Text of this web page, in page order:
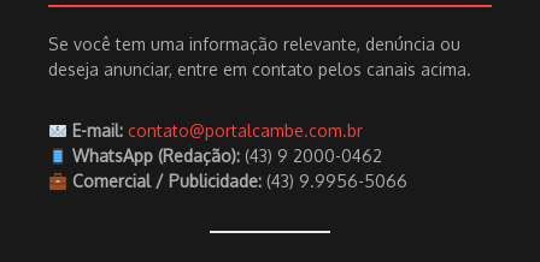
Se você tem uma informação relevante, denúncia ou
deseja anunciar, entre em contato pelos canais acima.
E-mail: contato@portalcambe.com.br
WhatsApp (Redação):(43) 9 2000-0462
Comercial / Publicidade:(43) 9.9956-5066